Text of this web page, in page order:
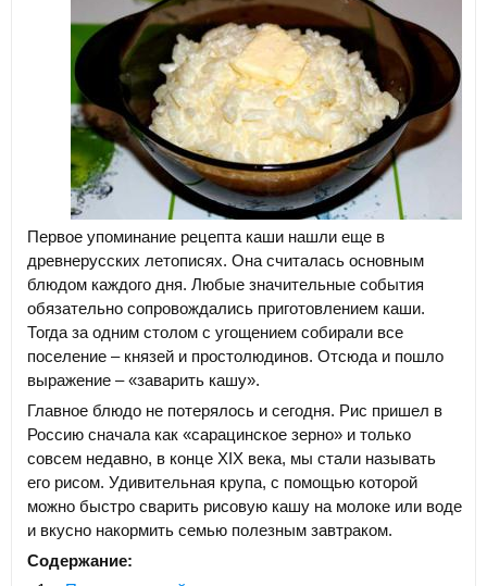
Первое упоминание рецепта каши нашли еще в
древнерусских летописях. Она считалась основным
блюдом каждого дня. Любые значительные события
обязательно сопровождались приготовлением каши.
Тогда за одним столом с угощением собирали все
поселение – князей и простолюдинов. Отсюда и пошло
выражение – «заварить кашу».
Главное блюдо не потерялось и сегодня. Рис пришел в
Россию сначала как «сарацинское зерно» и только
совсем недавно, в конце XIX века, мы стали называть
его рисом. Удивительная крупа, с помощью которой
можно быстро сварить рисовую кашу на молоке или воде
и вкусно накормить семью полезным завтраком.
Содержание: